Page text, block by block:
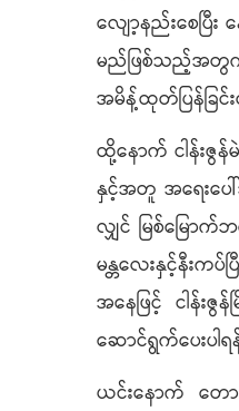
လျော့နည်းစေပြီး
မည်ဖြစ်သည့်အတွက်
အမိန့်ထုတ်ပြန်ခြ
ထို့နောက် ငါန်းဇွ
နှင့်အတူ အရေးပေ
လျှင် မြစ်မြောက်
မန္တလေးနှင့်နီးက
အနေဖြင့် ငါန်း
ဆောင်ရွက်ပေးပါ
ယင်းနောက် တော